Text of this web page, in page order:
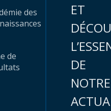
des
de
ET
DE
NOTRE